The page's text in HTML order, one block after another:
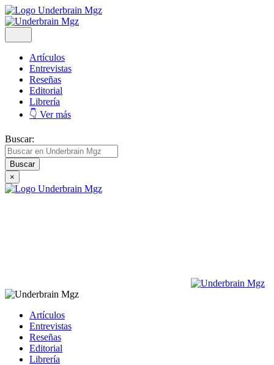
Artículos
Entrevistas
Reseñas
Editorial
Librería
👇 Ver más
Buscar:
×
Artículos
Entrevistas
Reseñas
Editorial
Librería